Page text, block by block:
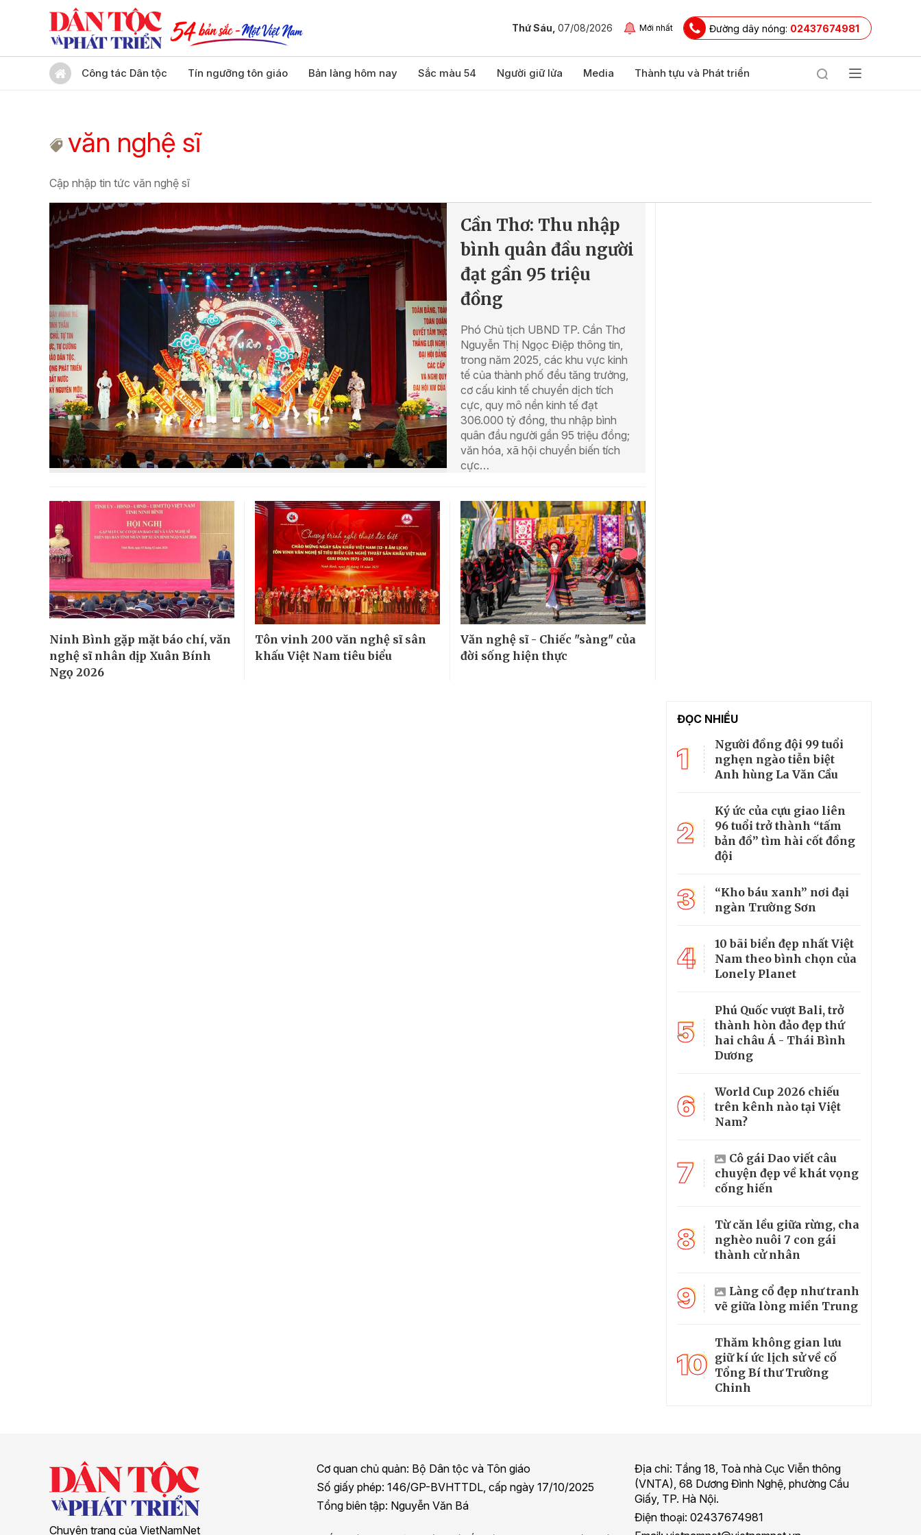
Thứ Sáu, 07/08/2026 Mới nhất Đường dây nóng: 02437674981
Công tác Dân tộc Tín ngưỡng tôn giáo Bản làng hôm nay Sắc màu 54 Người giữ lửa Media Thành tựu và Phát triển
văn nghệ sĩ
Cập nhập tin tức văn nghệ sĩ
Cần Thơ: Thu nhập
bình quân đầu người
đạt gần 95 triệu
đồng
Phó Chủ tịch UBND TP. Cần Thơ
Nguyễn Thị Ngọc Điệp thông tin,
trong năm 2025, các khu vực kinh
tế của thành phố đều tăng trưởng,
cơ cấu kinh tế chuyển dịch tích
cực, quy mô nền kinh tế đạt
306.000 tỷ đồng, thu nhập bình
quân đầu người gần 95 triệu đồng;
văn hóa, xã hội chuyển biến tích
cực…
Ninh Bình gặp mặt báo chí, văn
nghệ sĩ nhân dịp Xuân Bính
Ngọ 2026
Tôn vinh 200 văn nghệ sĩ sân
khấu Việt Nam tiêu biểu
Văn nghệ sĩ - Chiếc "sàng" của
đời sống hiện thực
ĐỌC NHIỀU
1
Người đồng đội 99 tuổi
nghẹn ngào tiễn biệt
Anh hùng La Văn Cầu
2
Ký ức của cựu giao liên
96 tuổi trở thành “tấm
bản đồ” tìm hài cốt đồng
đội
3
“Kho báu xanh” nơi đại
ngàn Trường Sơn
4
10 bãi biển đẹp nhất Việt
Nam theo bình chọn của
Lonely Planet
5
Phú Quốc vượt Bali, trở
thành hòn đảo đẹp thứ
hai châu Á - Thái Bình
Dương
6
World Cup 2026 chiếu
trên kênh nào tại Việt
Nam?
7
Cô gái Dao viết câu
chuyện đẹp về khát vọng
cống hiến
8
Từ căn lều giữa rừng, cha
nghèo nuôi 7 con gái
thành cử nhân
9
Làng cổ đẹp như tranh
vẽ giữa lòng miền Trung
10
Thăm không gian lưu
giữ kí ức lịch sử về cố
Tổng Bí thư Trường
Chinh
Chuyên trang của VietNamNet
Cơ quan chủ quản: Bộ Dân tộc và Tôn giáo
Số giấy phép: 146/GP-BVHTTDL, cấp ngày 17/10/2025
Tổng biên tập: Nguyễn Văn Bá
Địa chỉ: Tầng 18, Toà nhà Cục Viễn thông
(VNTA), 68 Dương Đình Nghệ, phường Cầu
Giấy, TP. Hà Nội.
Điện thoại: 02437674981